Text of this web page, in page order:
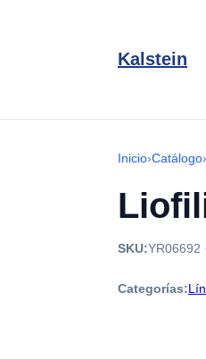
Kalstein
Inicio›Catálogo›
SKU:YR06692 ·
Categorías: